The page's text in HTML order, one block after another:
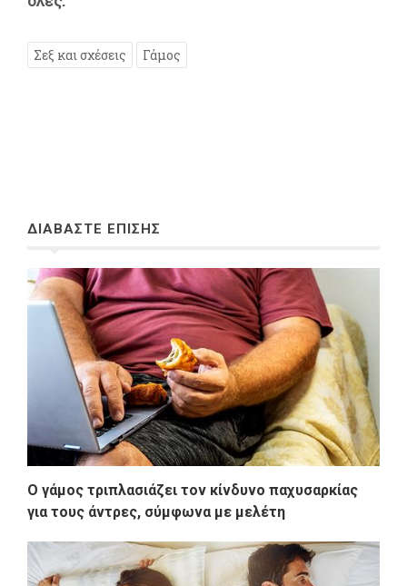
Σεξ και σχέσεις Γάμος
ΔΙΑΒΑΣΤΕ ΕΠΙΣΗΣ
Ο γάμος τριπλασιάζει τον κίνδυνο παχυσαρκίας
για τους άντρες, σύμφωνα με μελέτη